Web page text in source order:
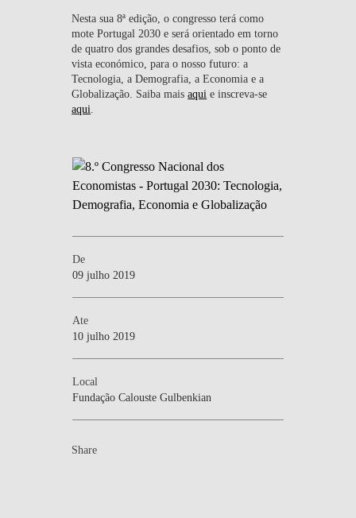
Nesta sua 8ª edição, o congresso terá como
mote Portugal 2030 e será orientado em torno
de quatro dos grandes desafios, sob o ponto de
vista económico, para o nosso futuro: a
Tecnologia, a Demografia, a Economia e a
Globalização. Saiba maisaqui e inscreva-se
aqui
De
09 julho 2019
Ate
10 julho 2019
Local
Fundação Calouste Gulbenkian
Share